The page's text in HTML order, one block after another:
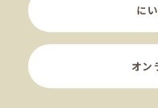
に
オン